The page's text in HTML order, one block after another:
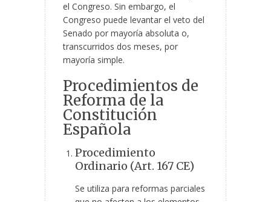
el Congreso. Sin embargo, el
Congreso puede levantar el veto del
Senado por mayoría absoluta o,
transcurridos dos meses, por
mayoría simple.
Procedimientos de
Reforma de la
Constitución
Española
Procedimiento
Ordinario (Art. 167 CE)
Se utiliza para reformas parciales